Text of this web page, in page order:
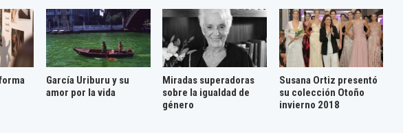
García Uriburu y su
amor por la vida
Miradas superadoras
sobre la igualdad de
género
Susana Ortiz presentó
su colección Otoño
invierno 2018